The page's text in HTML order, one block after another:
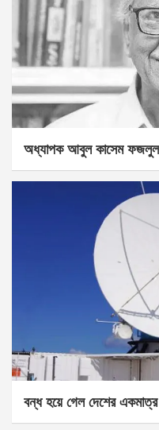
অধ্যাপক আবুল কাসেম ফজলুল
বন্ধ হয়ে গেল দেশের